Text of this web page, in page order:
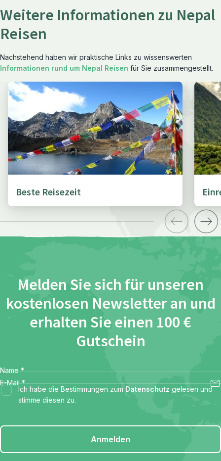
Weitere Informationen zu Nepal
Reisen
Nachstehend haben wir praktische Links zu wissenswerten
Informationen rund um Nepal Reisen für Sie zusammengestellt.
Beste Reisezeit
Melden Sie sich für unseren
kostenlosen Newsletter an und
erhalten Sie einen 100 €
Gutschein
Name *
E-Mail *
Ich habe die Bestimmungen zum Datenschutz gelesen und
stimme diesen zu.
Anmelden